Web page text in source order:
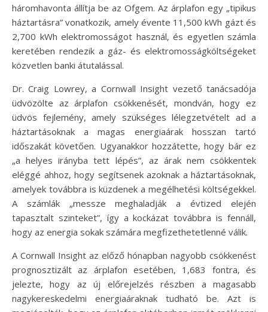
háromhavonta állítja be az Ofgem. Az árplafon egy „tipikus
háztartásra” vonatkozik, amely évente 11,500 kWh gázt és
2,700 kWh elektromosságot használ, és egyetlen számla
keretében rendezik a gáz- és elektromosságköltségeket
közvetlen banki átutalással.
Dr. Craig Lowrey, a Cornwall Insight vezető tanácsadója
üdvözölte az árplafon csökkenését, mondván, hogy ez
üdvös fejlemény, amely szükséges lélegzetvételt ad a
háztartásoknak a magas energiaárak hosszan tartó
időszakát követően. Ugyanakkor hozzátette, hogy bár ez
„a helyes irányba tett lépés”, az árak nem csökkentek
eléggé ahhoz, hogy segítsenek azoknak a háztartásoknak,
amelyek továbbra is küzdenek a megélhetési költségekkel.
A számlák „messze meghaladják a évtized elején
tapasztalt szinteket”, így a kockázat továbbra is fennáll,
hogy az energia sokak számára megfizethetetlenné válik.
A Cornwall Insight az előző hónapban nagyobb csökkenést
prognosztizált az árplafon esetében, 1,683 fontra, és
jelezte, hogy az új előrejelzés részben a magasabb
nagykereskedelmi energiaáraknak tudható be. Azt is